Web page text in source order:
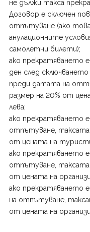
не дължи такса
Договор е сключен
отпътуване (ако
анулационните
самолетни билети);
ако прекратяването
ден след
преди датата на
размер на 20% от
лева;
ако прекратяването
отпътуване, таксата
от цената на
ако прекратяването
отпътуване, таксата
от цената на
ако прекратяването
на отпътуване,
от цената на